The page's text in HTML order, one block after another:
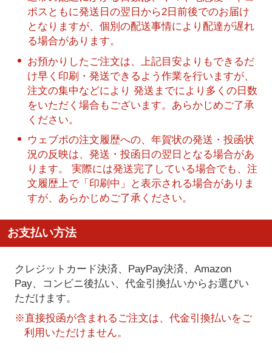
ポスともに発送日の翌日から2日前後でのお届け
となりますが、個別の配送事情により配達が遅れ
る場合があります。
お預かりしたご注文は、上記目安よりもできるだ
け早く印刷・発送できるよう作業を行いますが、
注文の集中などにより 発送までにより多くの日数
をいただく場合もございます。あらかじめご了承
ください。
ウェブポの注文履歴への、年賀状の発送・投函状
況の反映は、発送・投函日の翌日となる場合があ
ります。 実際には発送完了している場合でも、注
文履歴上で「印刷中」と表示される場合がありま
すが、あらかじめご了承ください。
お支払い方法
クレジットカード決済、PayPay決済、Amazon
Pay、コンビニ後払い、代金引換払いからお選びい
ただけます。
※直接投函が含まれるご注文は、代金引換払いをご
利用いただけません。